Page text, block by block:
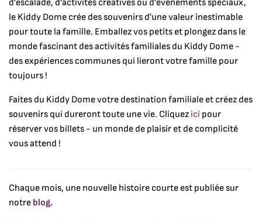
d'escalade, d'activités créatives ou d'événements spéciaux,
le Kiddy Dome crée des souvenirs d'une valeur inestimable
pour toute la famille. Emballez vos petits et plongez dans le
monde fascinant des activités familiales du Kiddy Dome -
des expériences communes qui lieront votre famille pour
toujours !
Faites du Kiddy Dome votre destination familiale et créez des
souvenirs qui dureront toute une vie. Cliquez ici pour
réserver vos billets - un monde de plaisir et de complicité
vous attend !
Chaque mois, une nouvelle histoire courte est publiée sur
notre blog.